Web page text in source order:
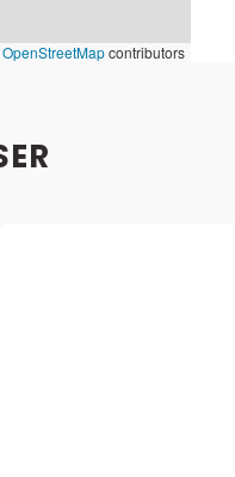
OpenStreetMapcontributors